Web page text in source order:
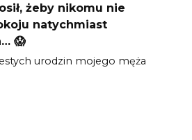
żeby nikomu nie
natychmiast
😱
urodzin mojego męża